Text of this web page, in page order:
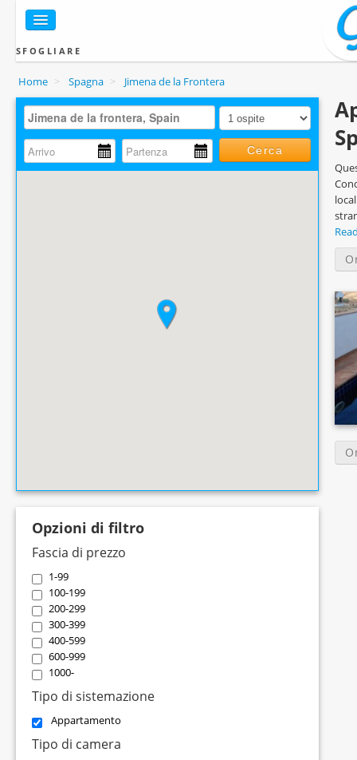
SFOGLIARE
Home > Spagna > Jimena de la Frontera
Cerca
Opzioni di filtro
Fascia di prezzo
1-99
100-199
200-299
300-399
400-599
600-999
1000-
Tipo di sistemazione
Appartamento
Tipo di camera